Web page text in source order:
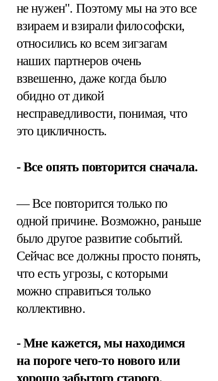
не нужен". Поэтому мы на это все
взираем и взирали философски,
относились ко всем зигзагам
наших партнеров очень
взвешенно, даже когда было
обидно от дикой
несправедливости, понимая, что
это цикличность.
- Все опять повторится сначала.
— Все повторится только по
одной причине. Возможно, раньше
было другое развитие событий.
Сейчас все должны просто понять,
что есть угрозы, с которыми
можно справиться только
коллективно.
- Мне кажется, мы находимся
на пороге чего-то нового или